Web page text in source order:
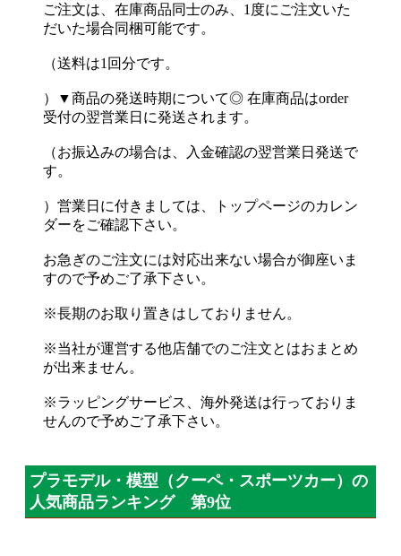
ご注文は、在庫商品同士のみ、1度にご注文いた
だいた場合同梱可能です。
（送料は1回分です。
）▼商品の発送時期について◎ 在庫商品はorder
受付の翌営業日に発送されます。
（お振込みの場合は、入金確認の翌営業日発送で
す。
）営業日に付きましては、トップページのカレン
ダーをご確認下さい。
お急ぎのご注文には対応出来ない場合が御座いま
すので予めご了承下さい。
※長期のお取り置きはしておりません。
※当社が運営する他店舗でのご注文とはおまとめ
が出来ません。
※ラッピングサービス、海外発送は行っておりま
せんので予めご了承下さい。
プラモデル・模型（クーペ・スポーツカー）の
人気商品ランキング 第9位